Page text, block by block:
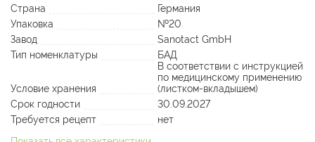
Страна
Германия
Упаковка
№20
Завод
Sanotact GmbH
Тип номенклатуры
БАД
Условие хранения
В соответствии с инструкцией
по медицинскому применению
(листком-вкладышем)
Срок годности
30.09.2027
Требуется рецепт
нет